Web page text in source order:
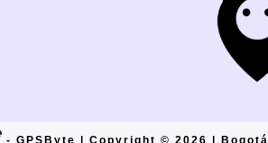
- GPSByte | Copyright © 2026 | Bogotá